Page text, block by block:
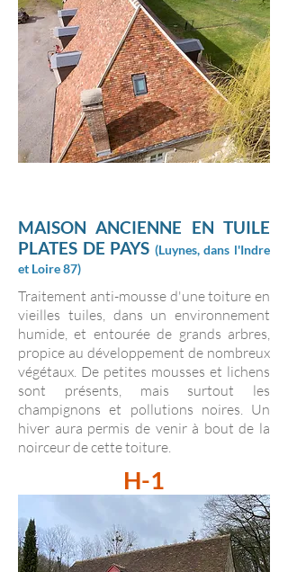
MAISON ANCIENNE EN TUILE
PLATES DE PAYS (Luynes, dans l'Indre
et Loire 87)
Traitement anti-mousse d'une toiture en
vieilles tuiles, dans un environnement
humide, et entourée de grands arbres,
propice au développement de nombreux
végétaux. De petites mousses et lichens
sont présents, mais surtout les
champignons et pollutions noires. Un
hiver aura permis de venir à bout de la
noirceur de cette toiture.
H-1